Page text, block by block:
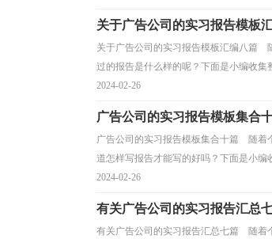
关于广告公司的实习报告模板
关于广告公司的实习报告模板汇编八篇
过的报告是什么样的呢？下面是小编收集
2024-02-26
广告公司的实习报告模板集合
广告公司的实习报告模板集合十篇 随着
道怎样写报告才能写的好吗？下面是小编
2024-02-26
有关广告公司的实习报告汇总
有关广告公司的实习报告汇总七篇 随着